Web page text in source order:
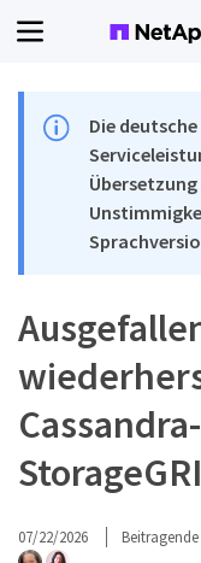
Die
07/22/2026 Beitragende